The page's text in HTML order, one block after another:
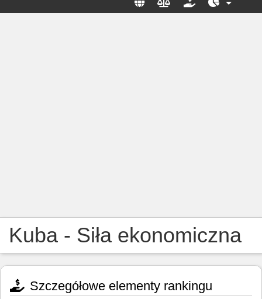
Kuba - Siła ekonomiczna
Szczegółowe elementy rankingu